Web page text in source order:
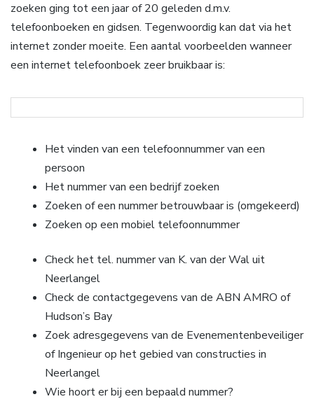
zoeken ging tot een jaar of 20 geleden d.m.v.
telefoonboeken en gidsen. Tegenwoordig kan dat via het
internet zonder moeite. Een aantal voorbeelden wanneer
een internet telefoonboek zeer bruikbaar is:
Het vinden van een telefoonnummer van een
persoon
Het nummer van een bedrijf zoeken
Zoeken of een nummer betrouwbaar is (omgekeerd)
Zoeken op een mobiel telefoonnummer
Check het tel. nummer van K. van der Wal uit
Neerlangel
Check de contactgegevens van de ABN AMRO of
Hudson’s Bay
Zoek adresgegevens van de Evenementenbeveiliger
of Ingenieur op het gebied van constructies in
Neerlangel
Wie hoort er bij een bepaald nummer?